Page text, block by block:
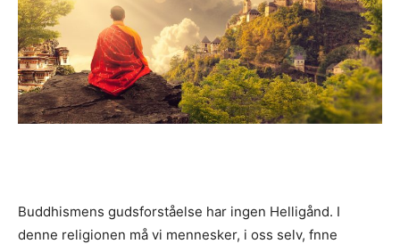
Buddhismens gudsforståelse har ingen Helligånd. I
denne religionen må vi mennesker, i oss selv, fnne